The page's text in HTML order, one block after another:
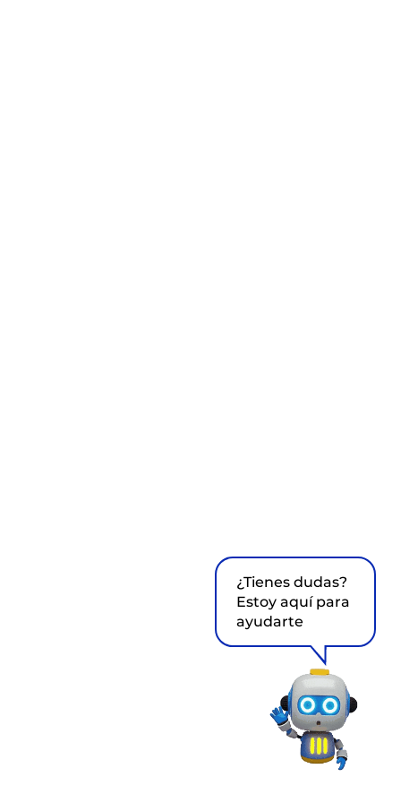
¿Tienes dudas?
Estoy aquí para
ayudarte